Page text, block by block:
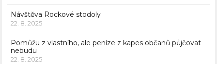
Návštěva Rockové stodoly
22. 8. 2025
Pomůžu z vlastního, ale peníze z kapes občanů půjčovat
nebudu
22. 8. 2025